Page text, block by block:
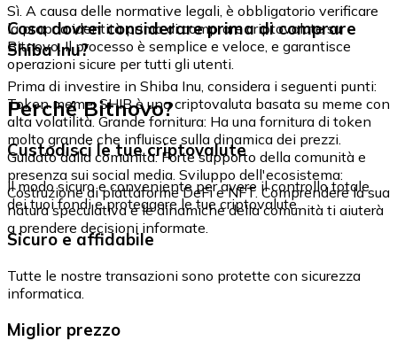
Sì. A causa delle normative legali, è obbligatorio verificare
la propria identità prima di comprare criptovalute su
Bitnovo. Il processo è semplice e veloce, e garantisce
operazioni sicure per tutti gli utenti.
Cosa dovrei considerare prima di comprare
Shiba Inu?
Prima di investire in Shiba Inu, considera i seguenti punti:
Token meme: SHIB è una criptovaluta basata su meme con
alta volatilità. Grande fornitura: Ha una fornitura di token
molto grande che influisce sulla dinamica dei prezzi.
Guidato dalla comunità: Forte supporto della comunità e
presenza sui social media. Sviluppo dell'ecosistema:
Costruzione di piattaforme DeFi e NFT. Comprendere la sua
natura speculativa e le dinamiche della comunità ti aiuterà
a prendere decisioni informate.
Perché Bitnovo?
Custodisci le tue criptovalute
Il modo sicuro e conveniente per avere il controllo totale
dei tuoi fondi e proteggere le tue criptovalute.
Sicuro e affidabile
Tutte le nostre transazioni sono protette con sicurezza
informatica.
Miglior prezzo